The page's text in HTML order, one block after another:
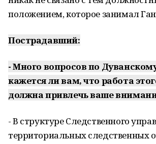
положением, которое занимал
Пострадавший:
- Много вопросов по
кажется ли вам, что работа
должна привлечь ваше
- В структуре Следственного
территориальных следственных